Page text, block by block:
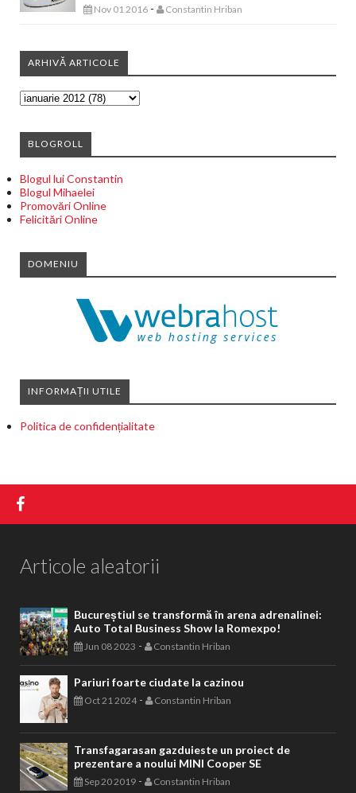
Nov 01 2016 - Constantin Hriban
ARHIVĂ ARTICOLE
BLOGROLL
Blogul lui Constantin
Blogul Mihaelei
Promovări Online
Felicitări Online
DOMENIU
INFORMAȚII UTILE
Politica de confidențialitate
Articole aleatorii
Bucureștiul se transformă în arena adrenalinei:
Auto Total Business Show la Romexpo!
Jun 08 2023 - Constantin Hriban
Pariuri foarte ciudate la cazinou
Oct 21 2024- Constantin Hriban
Transfagarasan gazduieste un proiect de
prezentare a noului MINI Cooper SE
Sep 20 2019 - Constantin Hriban